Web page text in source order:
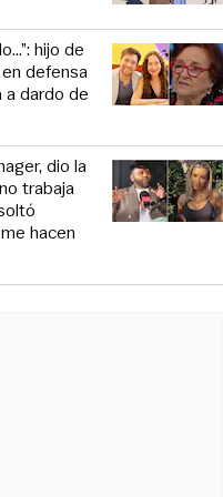
hijo de
defensa
a dardo de
dio la
trabaja
hacen